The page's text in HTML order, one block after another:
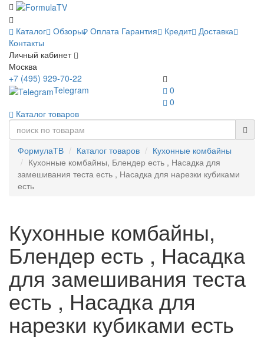
Каталог Обзоры Оплата Гарантия Кредит Доставка
Контакты
Личный кабинет
Москва
0
0
+7 (495) 929-70-22
Telegram
Каталог товаров
ФормулаТВ Каталог товаров
Кухонные комбайны
Кухонные комбайны, Блендер есть , Насадка для
замешивания теста есть , Насадка для нарезки кубиками
есть
Кухонные комбайны,
Блендер есть , Насадка
для замешивания теста
есть , Насадка для
нарезки кубиками есть